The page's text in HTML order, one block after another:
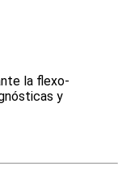
la flexo-
y